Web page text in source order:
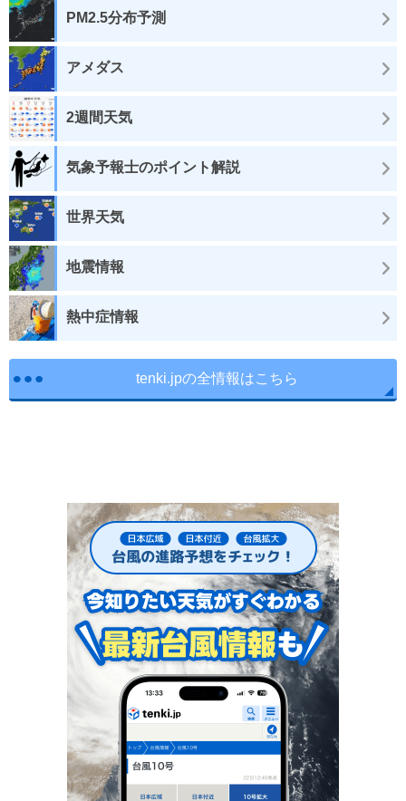
PM2.5分布予測
アメダス
2週間天気
気象予報士のポイント解説
世界天気
地震情報
熱中症情報
tenki.jpの全情報はこちら